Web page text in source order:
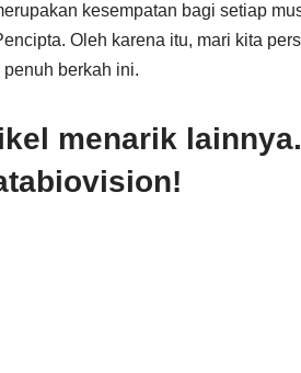
kesempatan bagi setiap
Oleh karena itu, mari kita
berkah ini.
menarik lainnya.